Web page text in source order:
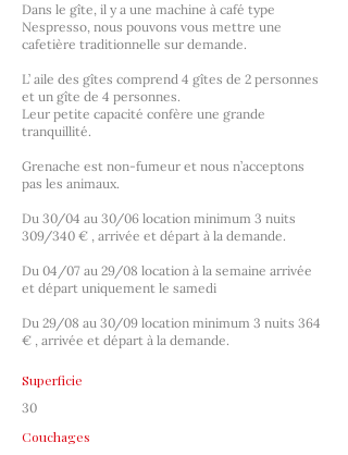
Dans le gîte, il y a une machine à café type
Nespresso, nous pouvons vous mettre une
cafetière traditionnelle sur demande.
L’ aile des gîtes comprend 4 gîtes de 2 personnes
et un gîte de 4 personnes.
Leur petite capacité confère une grande
tranquillité.
Grenache est non-fumeur et nous n’acceptons
pas les animaux.
Du 30/04 au 30/06 location minimum 3 nuits
309/340 € , arrivée et départ à la demande.
Du 04/07 au 29/08 location à la semaine arrivée
et départ uniquement le samedi
Du 29/08 au 30/09 location minimum 3 nuits 364
€ , arrivée et départ à la demande.
Superficie
30
Couchages